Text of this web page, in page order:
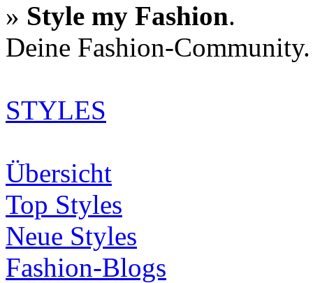
» Style my Fashion.
Deine Fashion-
STYLES
Übersicht
Top Styles
Neue Styles
Fashion-Blogs